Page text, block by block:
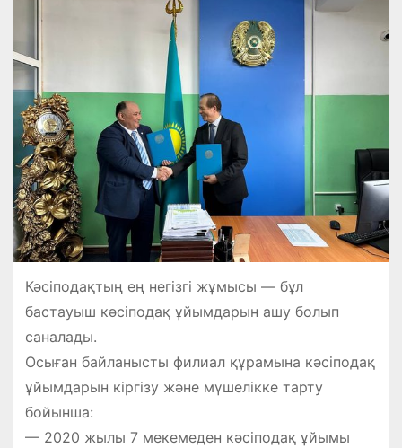
Кәсіподақтың ең негізгі жұмысы — бұл
бастауыш кәсіподақ ұйымдарын ашу болып
саналады.
Осыған байланысты филиал құрамына кәсіподақ
ұйымдарын кіргізу және мүшелікке тарту
бойынша:
— 2020 жылы 7 мекемеден кәсіподақ ұйымы